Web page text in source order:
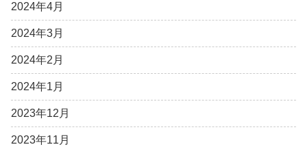
2024年4月
2024年3月
2024年2月
2024年1月
2023年12月
2023年11月